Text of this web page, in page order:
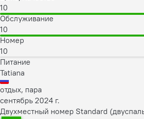
10
Обслуживание
10
Номер
10
Питание
Tatiana
отдых, пара
сентябрь 2024 г.
Двухместный номер Standard